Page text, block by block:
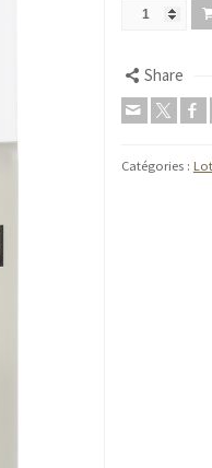
Share
Catégories :